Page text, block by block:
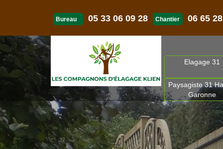
Bureau 05 33 06 09 28 Chantier 06 65
Elagage 31
Paysagiste 31
Garonne